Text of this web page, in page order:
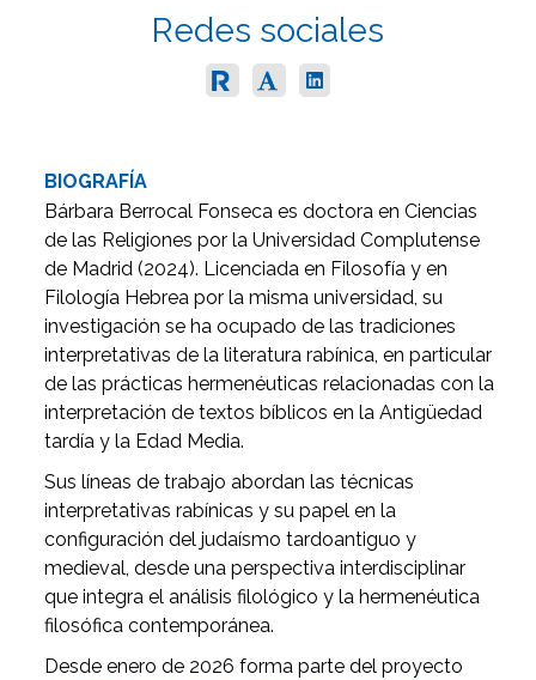
Redes sociales
BIOGRAFÍA
Bárbara Berrocal Fonseca es doctora en Ciencias
de las Religiones por la Universidad Complutense
de Madrid (2024). Licenciada en Filosofía y en
Filología Hebrea por la misma universidad, su
investigación se ha ocupado de las tradiciones
interpretativas de la literatura rabínica, en particular
de las prácticas hermenéuticas relacionadas con la
interpretación de textos bíblicos en la Antigüedad
tardía y la Edad Media.
Sus líneas de trabajo abordan las técnicas
interpretativas rabínicas y su papel en la
configuración del judaísmo tardoantiguo y
medieval, desde una perspectiva interdisciplinar
que integra el análisis filológico y la hermenéutica
filosófica contemporánea.
Desde enero de 2026 forma parte del proyecto